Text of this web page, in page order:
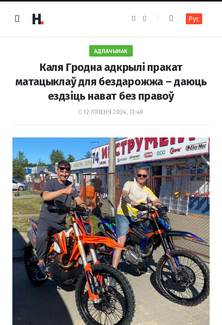
e
k
t
a
m
Рус
АДПАЧЫНАК
Каля Гродна адкрылі пракат
матацыклаў для бездарожжа – даюць
ездзіць нават без правоў
12 ЛІПЕНЯ 2024, 13:49